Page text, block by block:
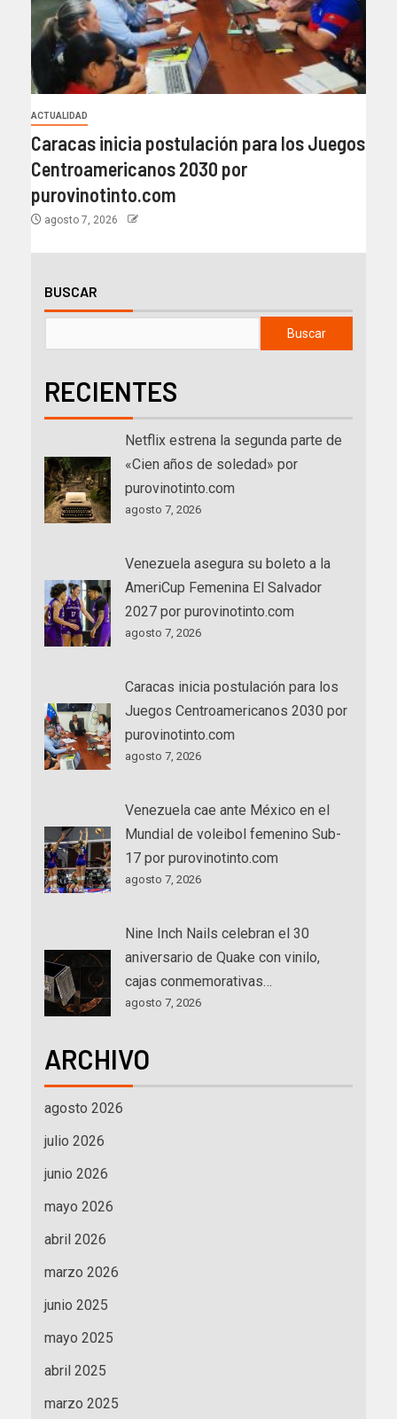
ACTUALIDAD
Caracas inicia postulación para los Juegos
Centroamericanos 2030 por
purovinotinto.com
agosto 7, 2026
BUSCAR
Buscar
RECIENTES
Netflix estrena la segunda parte de
«Cien años de soledad» por
purovinotinto.com
agosto 7, 2026
Venezuela asegura su boleto a la
AmeriCup Femenina El Salvador
2027 por purovinotinto.com
agosto 7, 2026
Caracas inicia postulación para los
Juegos Centroamericanos 2030 por
purovinotinto.com
agosto 7, 2026
Venezuela cae ante México en el
Mundial de voleibol femenino Sub-
17 por purovinotinto.com
agosto 7, 2026
Nine Inch Nails celebran el 30
aniversario de Quake con vinilo,
cajas conmemorativas…
agosto 7, 2026
ARCHIVO
agosto 2026
julio 2026
junio 2026
mayo 2026
abril 2026
marzo 2026
junio 2025
mayo 2025
abril 2025
marzo 2025